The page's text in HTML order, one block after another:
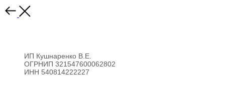
ИП Кушнаренко В.Е.
ОГРНИП 321547600062802
ИНН 540814222227